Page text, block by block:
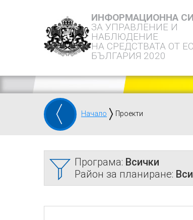
ИНФОРМАЦИОННА
ЗА УПРАВЛЕНИЕ И
НАБЛЮДЕНИЕ
НА СРЕДСТВАТА ОТ
БЪЛГАРИЯ 2020
Начало Проекти
Програма: Всички
Район за планиране: